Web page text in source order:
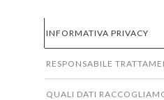
INFORMATIVA PRIVACY
RESPONSABILE
QUALI DATI